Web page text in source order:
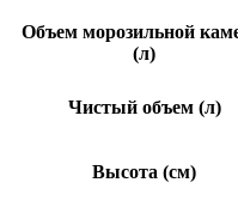
Объем морозильной
(л)
Чистый объем (л)
Высота (см)